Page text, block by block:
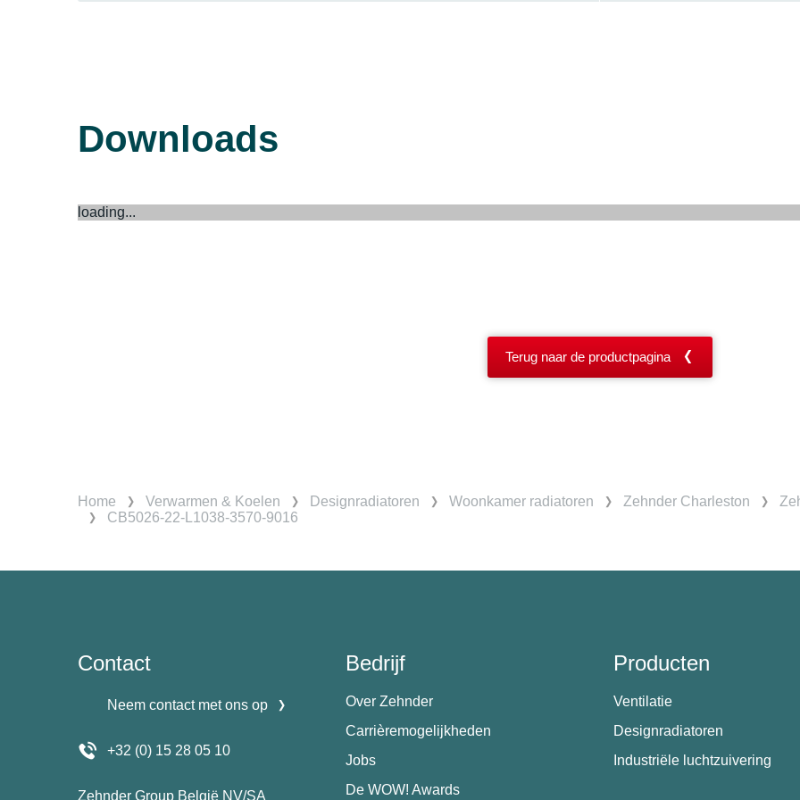
Downloads
loading...
Terug naar de productpagina
Home Verwarmen & Koelen Designradiatoren Woonkamer radiatoren Zehnder Charleston
CB5026-22-L1038-3570-9016
Contact
Neem contact met ons op
+32 (0) 15 28 05 10
Zehnder Group België NV/SA
Bedrijf
Over Zehnder
Carrièremogelijkheden
Jobs
De WOW! Awards
Producten
Ventilatie
Designradiatoren
Industriële luchtzuivering